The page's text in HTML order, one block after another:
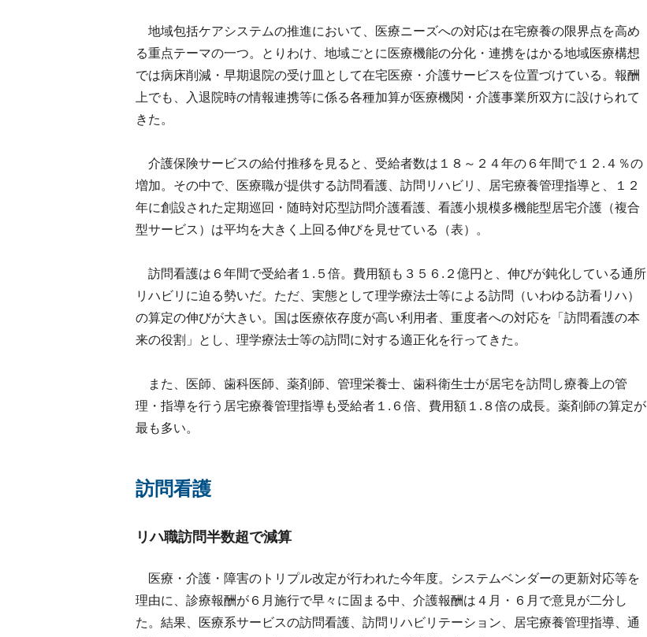
地域包括ケアシステムの推進において、医療ニーズへの対応は在宅療養の限界点を高め
る重点テーマの一つ。とりわけ、地域ごとに医療機能の分化・連携をはかる地域医療構想
では病床削減・早期退院の受け皿として在宅医療・介護サービスを位置づけている。報酬
上でも、入退院時の情報連携等に係る各種加算が医療機関・介護事業所双方に設けられて
きた。
介護保険サービスの給付推移を見ると、受給者数は１８～２４年の６年間で１２.４％の
増加。その中で、医療職が提供する訪問看護、訪問リハビリ、居宅療養管理指導と、１２
年に創設された定期巡回・随時対応型訪問介護看護、看護小規模多機能型居宅介護（複合
型サービス）は平均を大きく上回る伸びを見せている（表）。
訪問看護は６年間で受給者１.５倍。費用額も３５６.２億円と、伸びが鈍化している通所
リハビリに迫る勢いだ。ただ、実態として理学療法士等による訪問（いわゆる訪看リハ）
の算定の伸びが大きい。国は医療依存度が高い利用者、重度者への対応を「訪問看護の本
来の役割」とし、理学療法士等の訪問に対する適正化を行ってきた。
また、医師、歯科医師、薬剤師、管理栄養士、歯科衛生士が居宅を訪問し療養上の管
理・指導を行う居宅療養管理指導も受給者１.６倍、費用額１.８倍の成長。薬剤師の算定が
最も多い。
訪問看護
リハ職訪問半数超で減算
医療・介護・障害のトリプル改定が行われた今年度。システムベンダーの更新対応等を
理由に、診療報酬が６月施行で早々に固まる中、介護報酬は４月・６月で意見が二分し
た。結果、医療系サービスの訪問看護、訪問リハビリテーション、居宅療養管理指導、通